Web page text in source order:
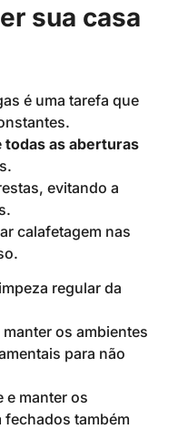
sua casa
é uma tarefa que
todas as aberturas
evitando a
calafetagem nas
regular da
manter os ambientes
para não
e manter os
fechados também